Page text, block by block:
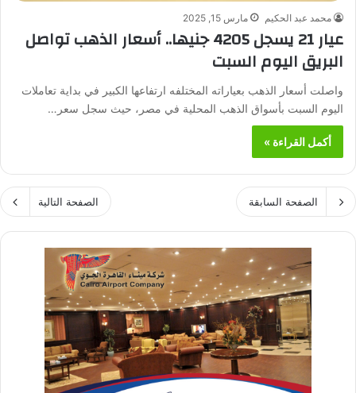
محمد عبد الحكيم مارس 15, 2025
عيار 21 يسجل 4205 جنيها.. أسعار الذهب تواصل
البريق اليوم السبت
واصلت أسعار الذهب بعياراته المختلفه ارتفاعها الكبير في بداية تعاملات
اليوم السبت بأسواق الذهب المحلية في مصر، حيث سجل سعر…
أكمل القراءة »
الصفحة السابقة الصفحة التالية